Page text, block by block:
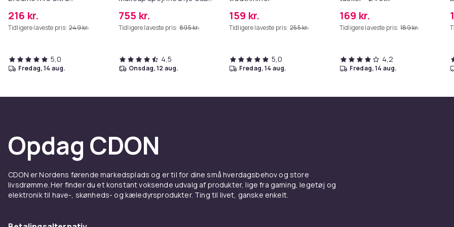
216 kr.
Tidligere laveste pris: 249 kr.
5,0
fredag, 14 aug.
80 x 58 cm
755 kr.
Tidligere laveste pris: 895 kr.
4,5
onsdag, 12 aug.
159 kr.
Tidligere laveste pris: 255 kr.
5,0
fredag, 14 aug.
169 kr.
Tidligere laveste pris: 189 kr.
4,2
fredag, 14 aug.
Opdag CDON
CDON er Nordens førende markedsplads og er til for dine små hverdagsbehov og store
livsdrømme. Her finder du et konstant voksende udvalg af produkter, lige fra gaming, legetøj og
elektronik til have-, skønheds- og kæledyrsprodukter. Ting til livet, ganske enkelt.